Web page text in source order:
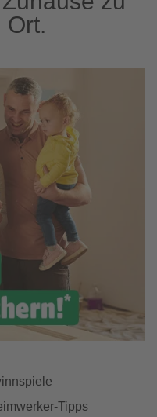
Ort.
Tipps